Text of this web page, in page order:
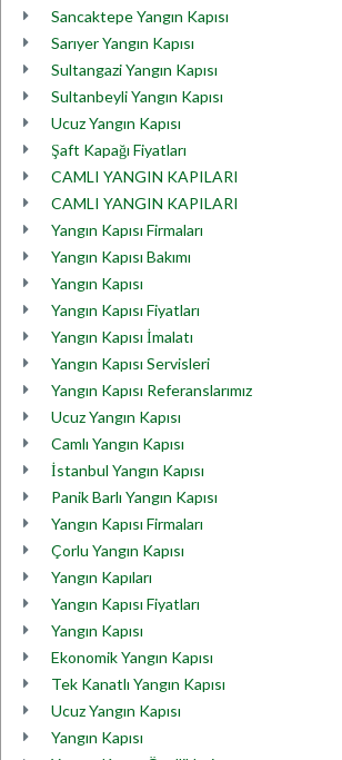
Sancaktepe Yangın Kapısı
Sarıyer Yangın Kapısı
Sultangazi Yangın Kapısı
Sultanbeyli Yangın Kapısı
Ucuz Yangın Kapısı
Şaft Kapağı Fiyatları
CAMLI YANGIN KAPILARI
CAMLI YANGIN KAPILARI
Yangın Kapısı Firmaları
Yangın Kapısı Bakımı
Yangın Kapısı
Yangın Kapısı Fiyatları
Yangın Kapısı İmalatı
Yangın Kapısı Servisleri
Yangın Kapısı Referanslarımız
Ucuz Yangın Kapısı
Camlı Yangın Kapısı
İstanbul Yangın Kapısı
Panik Barlı Yangın Kapısı
Yangın Kapısı Firmaları
Çorlu Yangın Kapısı
Yangın Kapıları
Yangın Kapısı Fiyatları
Yangın Kapısı
Ekonomik Yangın Kapısı
Tek Kanatlı Yangın Kapısı
Ucuz Yangın Kapısı
Yangın Kapısı